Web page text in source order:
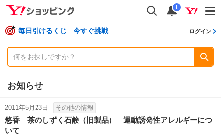
検索
通知
i
毎日引けるくじ 今すぐ挑戦 ログイン
お知らせ
2011年5月23日 その他の情報
悠香 茶のしずく石鹸（旧製品） 運動誘発性アレルギーにつ
いて